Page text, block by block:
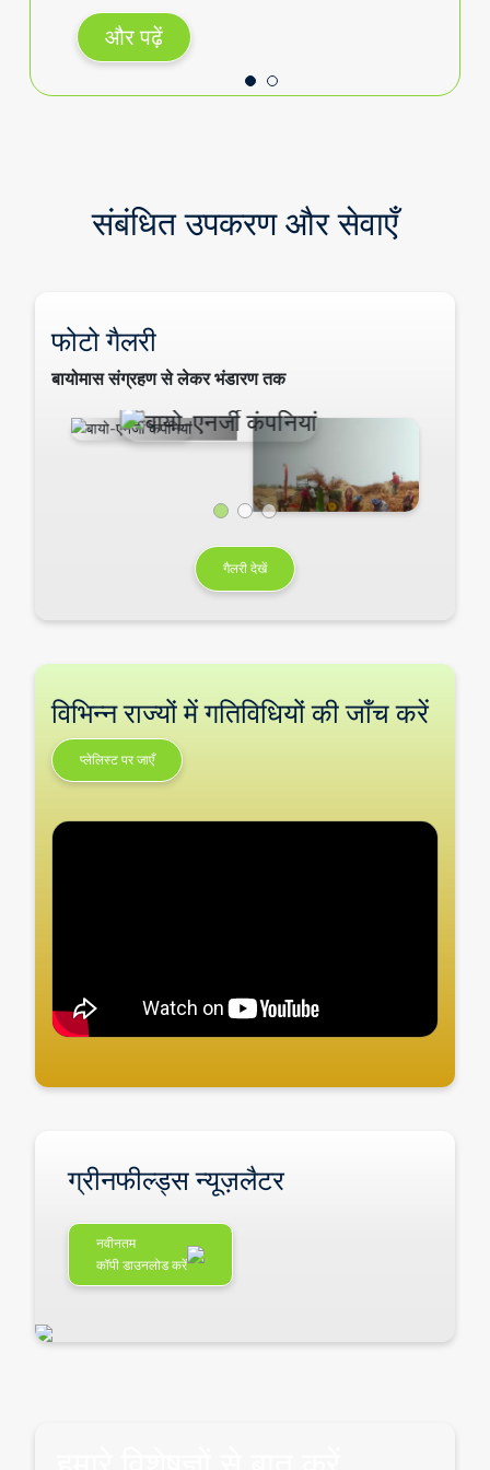
और पढ़ें
संबंधित उपकरण और सेवाएँ
फोटो गैलरी
बायोमास संग्रहण से लेकर भंडारण तक
गैलरी देखें
विभिन्न राज्यों में गतिविधियों की जाँच करें
प्लेलिस्ट पर जाएँ
ग्रीनफील्ड्स न्यूज़लैटर
नवीनतम
कॉपी डाउनलोड करें